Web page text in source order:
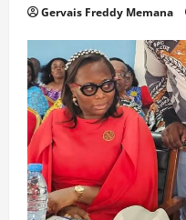
Gervais Freddy Memana